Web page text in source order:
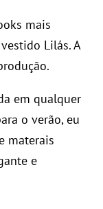
mais
Lilás. A
em qualquer
o verão, eu
materais
e